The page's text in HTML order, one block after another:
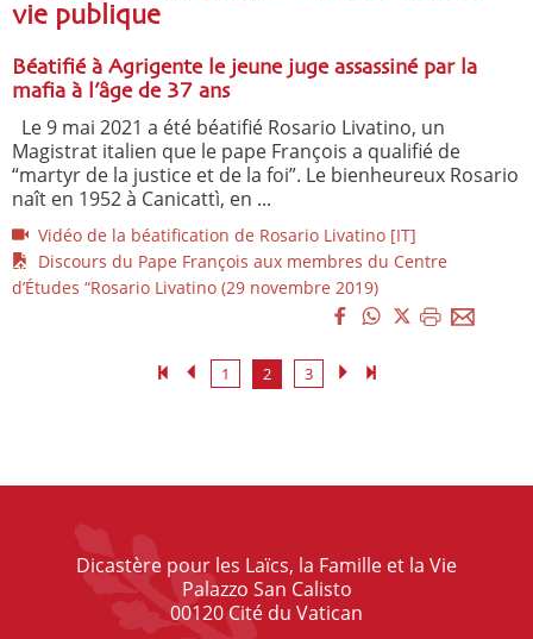
vie publique
Béatifié à Agrigente le jeune juge assassiné par la
mafia à l’âge de 37 ans
Le 9 mai 2021 a été béatifié Rosario Livatino, un
Magistrat italien que le pape François a qualifié de
“martyr de la justice et de la foi”. Le bienheureux Rosario
naît en 1952 à Canicattì, en ...
Vidéo de la béatification de Rosario Livatino [IT]
Discours du Pape François aux membres du Centre
d’Études “Rosario Livatino (29 novembre 2019)
1 2 3
Dicastère pour les Laïcs, la Famille et la Vie
Palazzo San Calisto
00120 Cité du Vatican